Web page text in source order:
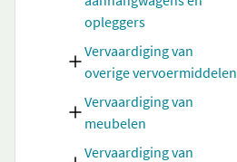
opleggers
Vervaardiging van
overige vervoermiddelen
Vervaardiging van
meubelen
Vervaardiging van